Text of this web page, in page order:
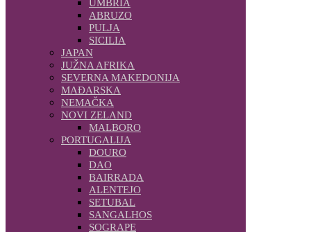
UMBRIA
ABRUZO
PULJA
SICILIA
JAPAN
JUŽNA AFRIKA
SEVERNA MAKEDONIJA
MAĐARSKA
NEMAČKA
NOVI ZELAND
MALBORO
PORTUGALIJA
DOURO
DAO
BAIRRADA
ALENTEJO
SETUBAL
SANGALHOS
SOGRAPE